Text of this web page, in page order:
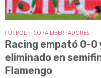
FÚTBOL | COPA LIBERTADORES
Racing empató 0-0
eliminado en
Flamengo